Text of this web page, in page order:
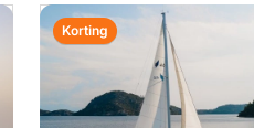
Korting